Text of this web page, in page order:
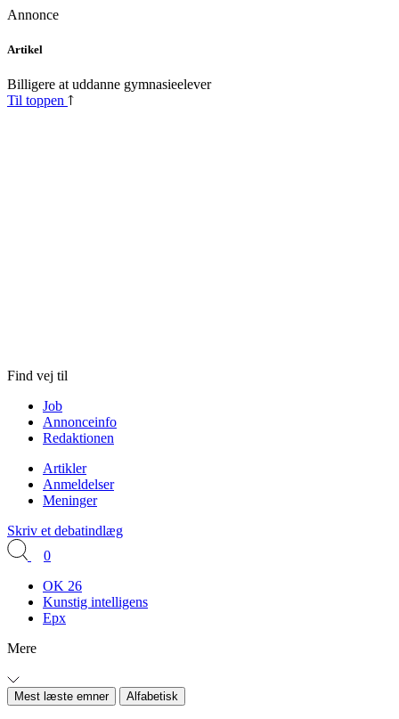
Annonce
Skip
content
Artikel
Billigere at uddanne gymnasieelever
Til toppen
Find vej til
Job
Annonceinfo
Redaktionen
Artikler
Anmeldelser
Meninger
Skriv et debatindlæg
0
OK 26
Kunstig intelligens
Epx
Mere
Mest læste emner Alfabetisk